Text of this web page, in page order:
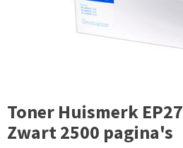
Toner Huismerk EP27
Zwart 2500 pagina's